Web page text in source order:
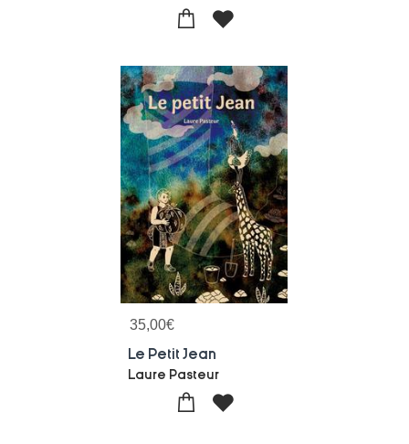
35,00€
Le Petit Jean
Laure Pasteur